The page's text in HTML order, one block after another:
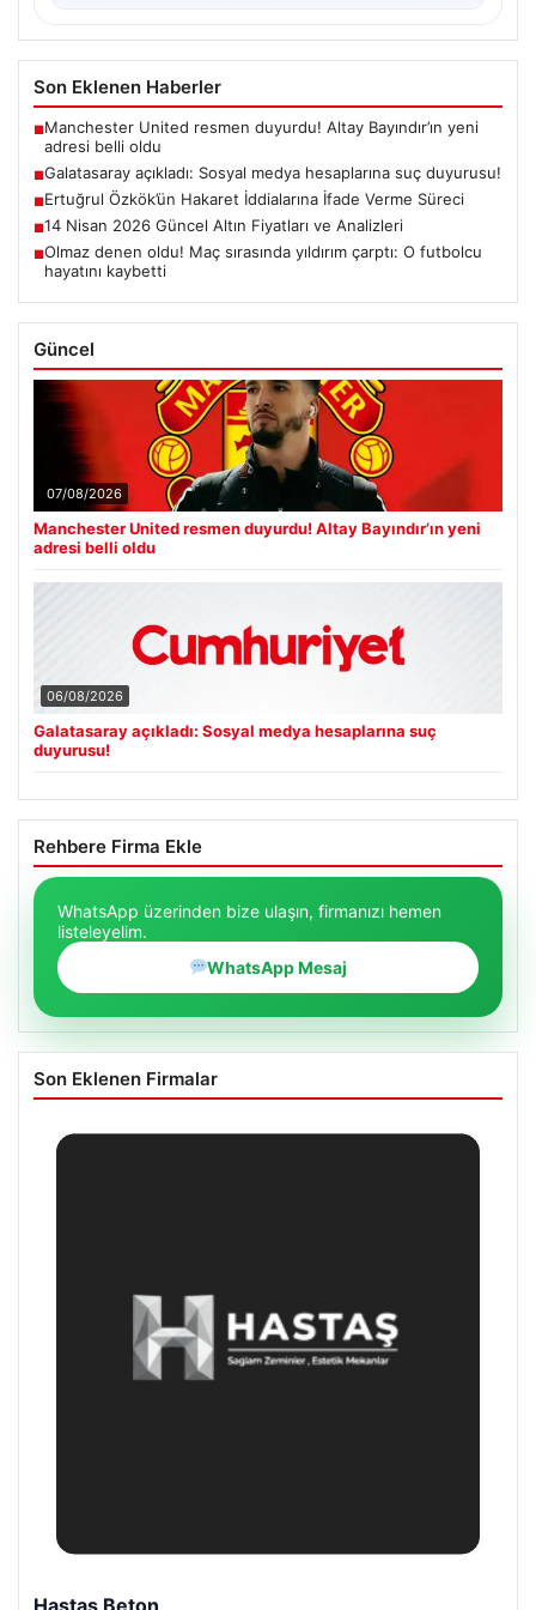
Son Eklenen Haberler
■Manchester United resmen duyurdu! Altay Bayındır’ın yeni
adresi belli oldu
■Galatasaray açıkladı: Sosyal medya hesaplarına suç duyurusu!
■Ertuğrul Özkök’ün Hakaret İddialarına İfade Verme Süreci
■14 Nisan 2026 Güncel Altın Fiyatları ve Analizleri
■Olmaz denen oldu! Maç sırasında yıldırım çarptı: O futbolcu
hayatını kaybetti
Güncel
07/08/2026
Manchester United resmen duyurdu! Altay Bayındır’ın yeni
adresi belli oldu
06/08/2026
Galatasaray açıkladı: Sosyal medya hesaplarına suç
duyurusu!
Rehbere Firma Ekle
WhatsApp üzerinden bize ulaşın, firmanızı hemen
listeleyelim.
WhatsApp Mesaj
Son Eklenen Firmalar
Enes Kaplan Avukatlık Bürosu